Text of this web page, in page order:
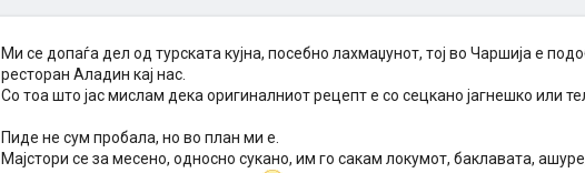
Ми се допаѓа дел од турската кујна, посебно лахмаџунот, тој во Чаршија е
ресторан Аладин кај нас.
Со тоа што јас мислам дека оригиналниот рецепт е со сецкано јагнешко или
Пиде не сум пробала, но во план ми е.
Мајстори се за месено, односно сукано, им го сакам локумот, баклавата, ашуре,